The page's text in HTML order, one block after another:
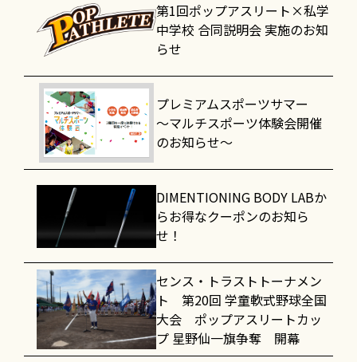
第1回ポップアスリート×私学
中学校 合同説明会 実施のお知
らせ
プレミアムスポーツサマー
～マルチスポーツ体験会開催
のお知らせ～
DIMENTIONING BODY LABか
らお得なクーポンのお知ら
せ！
センス・トラストトーナメン
ト 第20回 学童軟式野球全国
大会 ポップアスリートカッ
プ 星野仙一旗争奪 開幕